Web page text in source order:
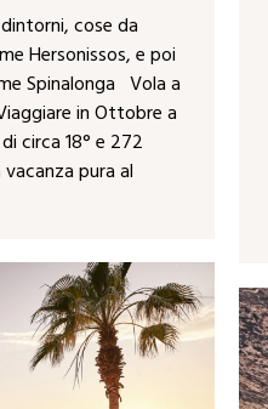
cose da
Hersonissos, e poi
Spinalonga Vola a
in Ottobre a
circa 18° e 272
pura al